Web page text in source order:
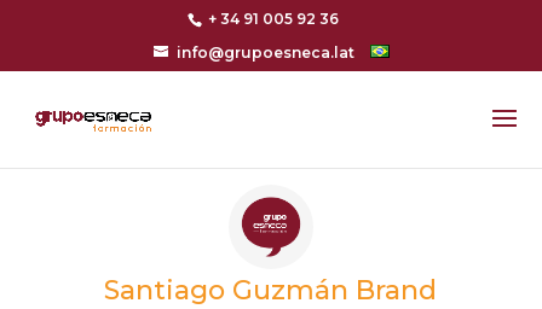
+ 34 91 005 92 36
info@grupoesneca.lat
Santiago Guzmán Brand